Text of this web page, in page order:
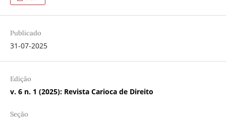
Publicado
31-07-2025
Edição
v. 6 n. 1 (2025): Revista Carioca de Direito
Seção